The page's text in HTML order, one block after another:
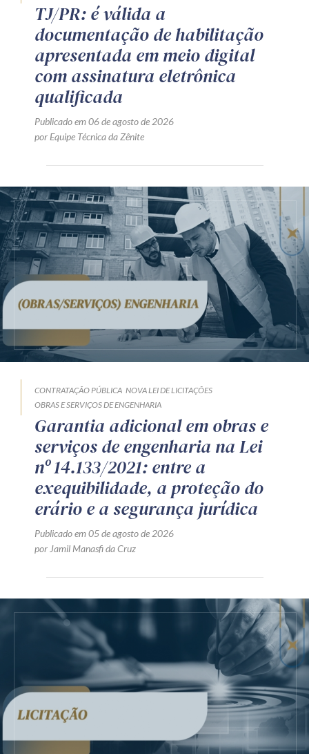
TJ/PR: é válida a
documentação de habilitação
apresentada em meio digital
com assinatura eletrônica
qualificada
Publicado em 06 de agosto de 2026
por Equipe Técnica da Zênite
CONTRATAÇÃO PÚBLICA NOVA LEI DE LICITAÇÕES
OBRAS E SERVIÇOS DE ENGENHARIA
Garantia adicional em obras e
serviços de engenharia na Lei
nº 14.133/2021: entre a
exequibilidade, a proteção do
erário e a segurança jurídica
Publicado em 05 de agosto de 2026
por Jamil Manasfi da Cruz